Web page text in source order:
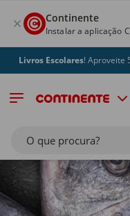
Continente
Instalar a aplicação
Livros Escolares! Aproveite
O que procura?